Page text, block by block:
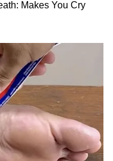
ಬಳಿಕ ಅನೇಕ
ಕಟ್ಟುಪಾಡುಗಳನ್ನು
ಅಭಿವೃದ್ಧಿ,
ಬದಲಾವಣೆ ಮತ್ತು